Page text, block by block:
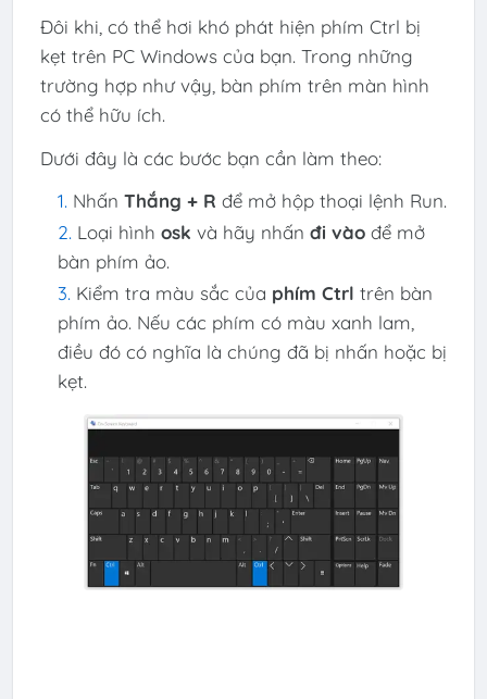
Đôi khi, có thể hơi khó phát hiện phím Ctrl bị
kẹt trên PC Windows của bạn. Trong những
trường hợp như vậy, bàn phím trên màn hình
có thể hữu ích.
Dưới đây là các bước bạn cần làm theo:
Nhấn Thắng + R để mở hộp thoại lệnh Run.
Loại hình osk và hãy nhấn đi vàođể mở
bàn phím ảo.
Kiểm tra màu sắc của phím Ctrl trên bàn
phím ảo. Nếu các phím có màu xanh lam,
điều đó có nghĩa là chúng đã bị nhấn hoặc bị
kẹt.